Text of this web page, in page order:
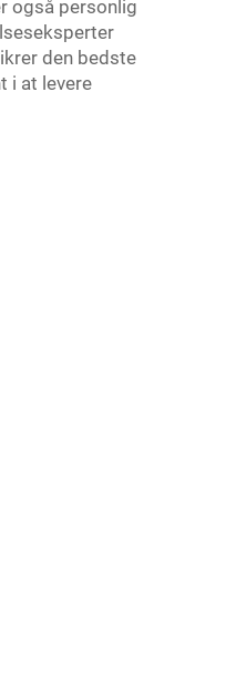
også personlig
den bedste
i at levere